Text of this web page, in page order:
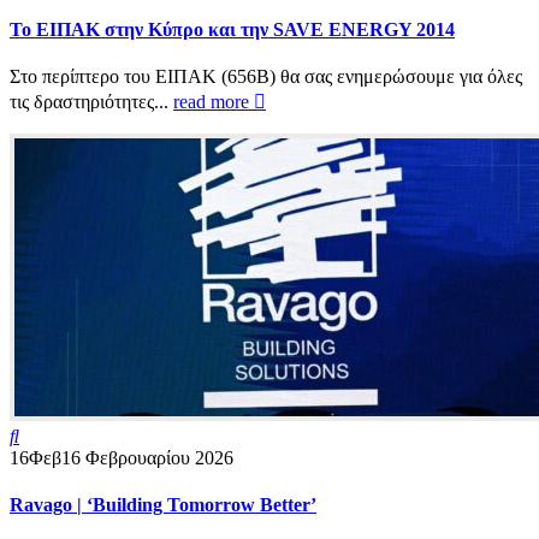
Το ΕΙΠΑΚ στην Κύπρο και την SAVE ENERGY 2014
Στο περίπτερο του ΕΙΠΑΚ (656B) θα σας ενημερώσουμε για όλες
τις δραστηριότητες... read more
16Φεβ16 Φεβρουαρίου 2026
Ravago | ‘Building Tomorrow Better’